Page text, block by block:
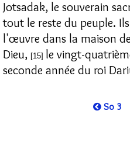
Jotsadak, le souverain
tout le reste du peuple.
l'œuvre dans la maison
Dieu, [15] le vingt-
seconde année du roi
So 3